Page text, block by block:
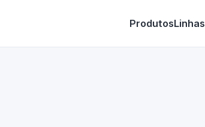
ProdutosLinhas